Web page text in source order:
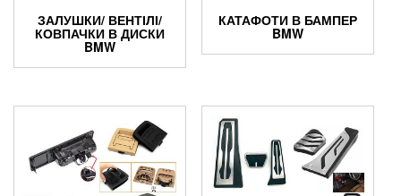
ЗАЛУШКИ/ ВЕНТІЛІ/
КОВПАЧКИ В ДИСКИ
BMW
КАТАФОТИ В БАМПЕР
BMW